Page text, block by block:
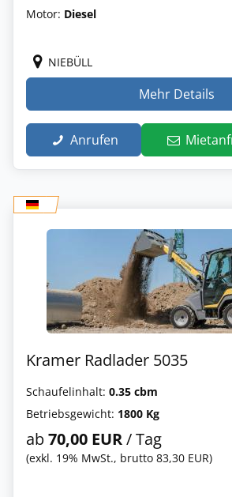
Motor: Diesel
NIEBÜLL
Mehr Details
Anrufen
Kramer Radlader 5035
Schaufelinhalt: 0.35 cbm
Betriebsgewicht: 1800 Kg
ab70,00 EUR/ Tag
(exkl. 19% MwSt., brutto 83,30 EUR)